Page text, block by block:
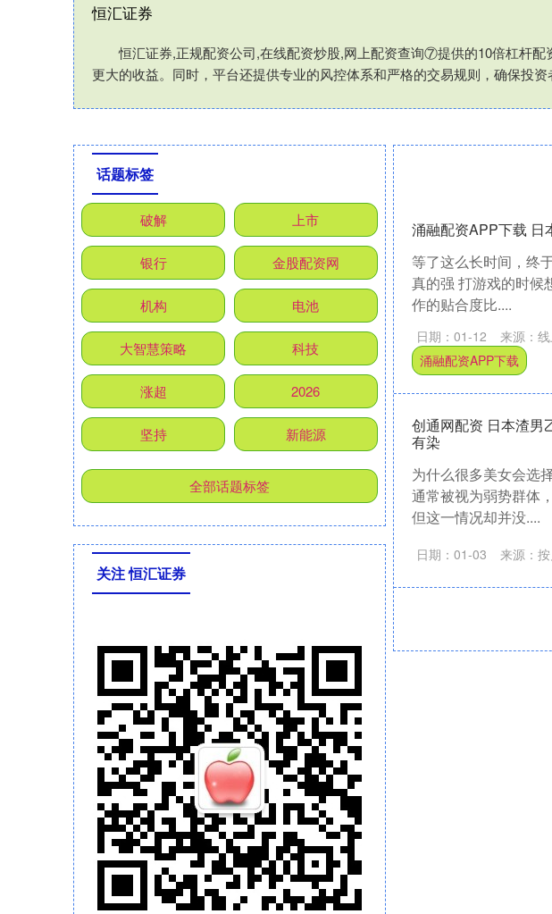
恒汇证券
恒汇证券,正规配资公司,在线配资炒股,网上配资查询⑦提供的10倍杠杆
更大的收益。同时，平台还提供专业的风控体系和严格的交易规则，确保投资
涌融配资APP下载
等了这么长时间，终
真的强 打游戏的时候
作的贴合度比....
日期：01-12 来源：
涌融配资APP下载
创通网配资 日本渣男
有染
为什么很多美女会选
通常被视为弱势群体
但这一情况却并没....
日期：01-03 来源：
话题标签
破解 上市
银行 金股配资网
机构 电池
大智慧策略 科技
涨超 2026
坚持 新能源
全部话题标签
关注 恒汇证券